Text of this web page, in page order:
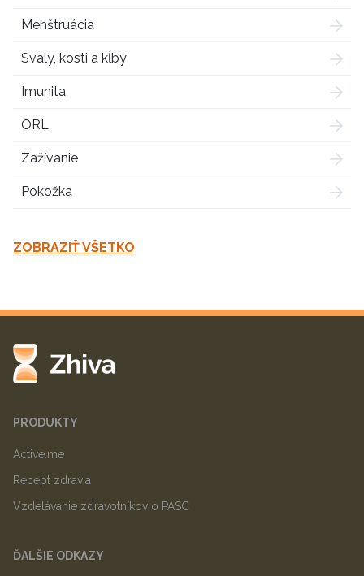
Menštruácia
Svaly, kosti a kĺby
Imunita
ORL
Zažívanie
Pokožka
ZOBRAZIŤ VŠETKO
PRODUKTY
Active.me
Recept zdravia
Vzdelávanie zdravotníkov o PASC
ĎALŠIE ODKAZY